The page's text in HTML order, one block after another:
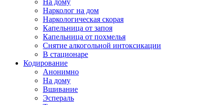
На дому
Нарколог на дом
Наркологическая скорая
Капельница от запоя
Капельница от похмелья
Снятие алкогольной интоксикации
В стационаре
Кодирование
Анонимно
На дому
Вшивание
Эспераль